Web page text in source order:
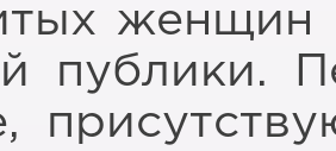
женщин
публики.